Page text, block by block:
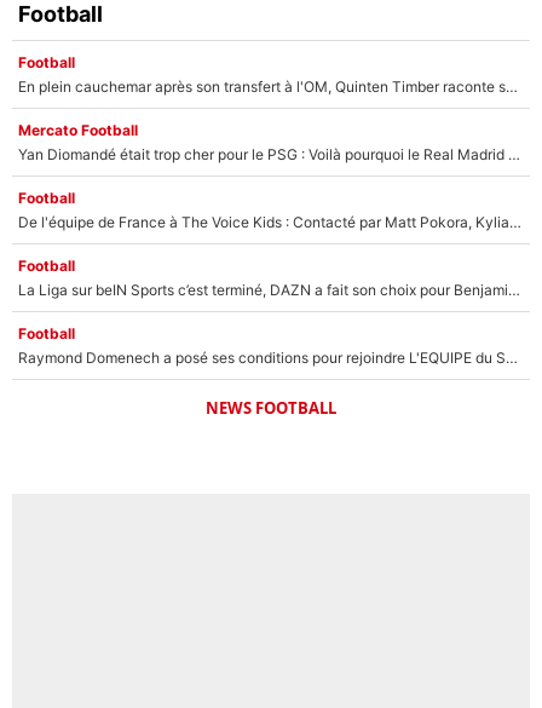
Football
Football
En plein cauchemar après son transfert à l'OM, Quinten Timber raconte ses doutes après sa signature à Marseille
Mercato Football
Yan Diomandé était trop cher pour le PSG : Voilà pourquoi le Real Madrid a accepté de payer la somme record de 140M€ pour boucler son transfert !
Football
De l'équipe de France à The Voice Kids : Contacté par Matt Pokora, Kylian Mbappé a accepté de jouer un rôle inédit sur TF1 !
Football
La Liga sur beIN Sports c’est terminé, DAZN a fait son choix pour Benjamin Da Silva et Omar Da Fonseca !
Football
Raymond Domenech a posé ses conditions pour rejoindre L'EQUIPE du Soir : Il refuse de faire l'émission avec un autre chroniqueur !
NEWS FOOTBALL